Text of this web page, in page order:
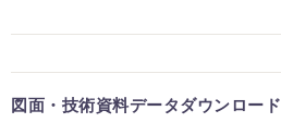
図面・技術資料データダウンロード